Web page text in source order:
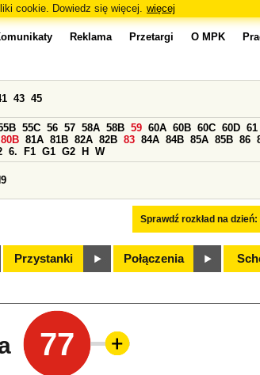
cookie. Dowiedz się więcej. więcej
Reklama Przetargi O MPK
Sprawdź rozkład na dzień:
43 45
55C 56 57 58A 58B 59 60A 60B 60C 60D 61
80B 81A 81B 82A 82B 83 84A 84B 85A 85B 86
6. F1 G1 G2 H W
Przystanki Połączenia
77